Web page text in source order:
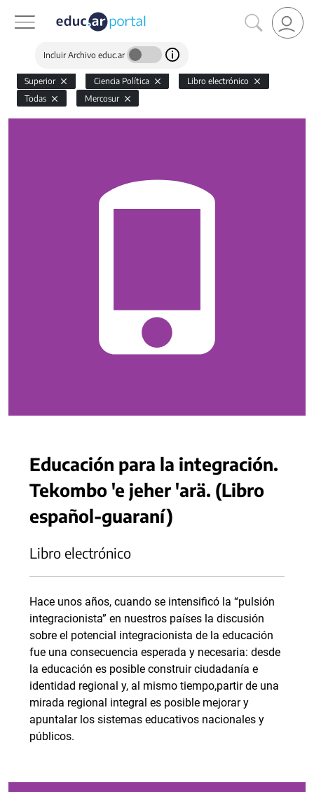
Incluir Archivo educ.ar
Superior Ciencia Política
Libro electrónico
Todas
Mercosur
Educación para la integración.
Tekombo 'e jeher 'arä. (Libro
español-guaraní)
Libro electrónico
Hace unos años, cuando se intensificó la “pulsión
integracionista” en nuestros países la discusión
sobre el potencial integracionista de la educación
fue una consecuencia esperada y necesaria: desde
la educación es posible construir ciudadanía e
identidad regional y, al mismo tiempo,partir de una
mirada regional integral es posible mejorar y
apuntalar los sistemas educativos nacionales y
públicos.